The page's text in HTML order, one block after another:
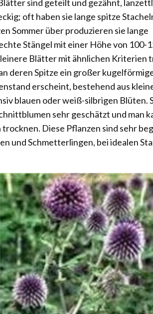
sind geteilt und gezähnt,
oft haben sie lange spitze
Sommer über produzieren sie lange
Stängel mit einer Höhe von 100-
Blätter mit ähnlichen Kriterien
deren Spitze ein großer
erscheint, bestehend aus
blauen oder weiß-silbrigen Blüten.
sehr geschätzt und man
trocknen. Diese Pflanzen sind sehr
und Schmetterlingen, bei idealen